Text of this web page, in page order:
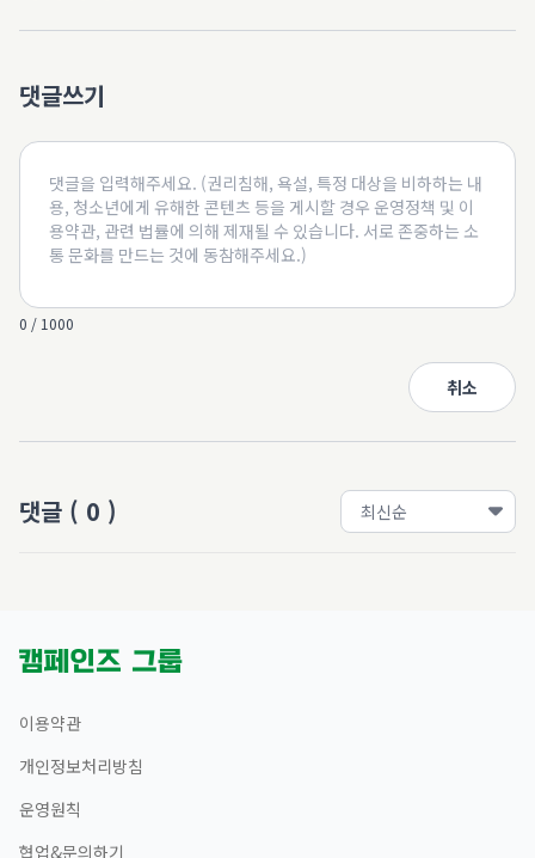
댓글쓰기
0 / 1000
취소
댓글 ( 0 )
이용약관
개인정보처리방침
운영원칙
협업&문의하기